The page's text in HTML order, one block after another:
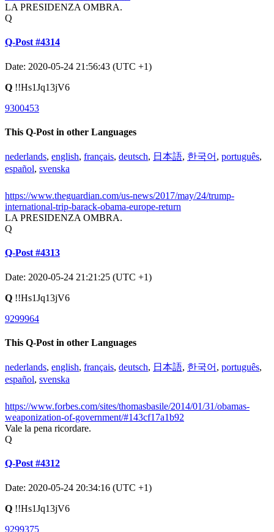
LA PRESIDENZA OMBRA.
Q
Q-Post #4314
Date: 2020-05-24 21:56:43 (UTC +1)
Q !!Hs1Jq13jV6
9300453
This Q-Post in other Languages
nederlands, english, français, deutsch, 日本語, 한국어 , português,
español, svenska
https://www.theguardian.com/us-news/2017/may/24/trump-
international-trip-barack-obama-europe-return
LA PRESIDENZA OMBRA.
Q
Q-Post #4313
Date: 2020-05-24 21:21:25 (UTC +1)
Q !!Hs1Jq13jV6
9299964
This Q-Post in other Languages
nederlands, english, français, deutsch, 日本語, 한국어 , português,
español, svenska
https://www.forbes.com/sites/thomasbasile/2014/01/31/obamas-
weaponization-of-government/#143cf17a1b92
Vale la pena ricordare.
Q
Q-Post #4312
Date: 2020-05-24 20:34:16 (UTC +1)
Q !!Hs1Jq13jV6
9299375